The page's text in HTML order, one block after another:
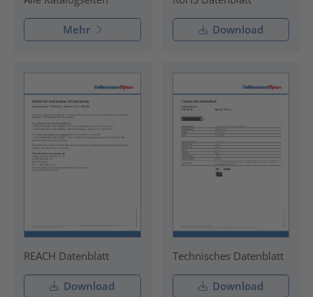
Mehr Download
REACH Datenblatt
Download
Technisches Datenblatt
Download